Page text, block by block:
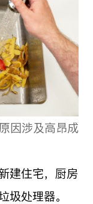
因涉及高昂成
建住宅，厨房
处理器。